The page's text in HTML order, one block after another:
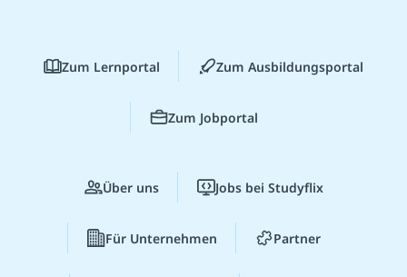
Zum Lernportal Zum Ausbildungsportal
Zum Jobportal
Über uns Jobs bei Studyflix
Für Unternehmen Partner